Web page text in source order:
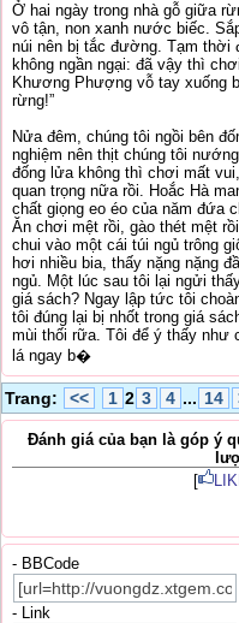
Ở hai ngày trong nhà gỗ giữa
vô tận, non xanh nước biếc.
núi nên bị tắc đường. Tạm thời
không ngần ngại: đã vậy thì
Khương Phượng vỗ tay xuống
rừng!”
Nửa đêm, chúng tôi ngồi bên
nghiệm nên thịt chúng tôi
đống lửa không thì chơi mất
quan trọng nữa rồi. Hoắc Hà
chất giọng eo éo của năm đứa
Ăn chơi mệt rồi, gào thét mệt
chui vào một cái túi ngủ trông
hơi nhiều bia, thấy nặng nặng
ngủ. Một lúc sau tôi lại ngửi
giá sách? Ngay lập tức tôi
tôi đúng lại bị nhốt trong giá
mùi thối rữa. Tôi để ý thấy như
lá ngay b�
Trang: << 1 2 3 4 ... 14
Đánh giá của bạn là góp ý
[
- BBCode
- Link